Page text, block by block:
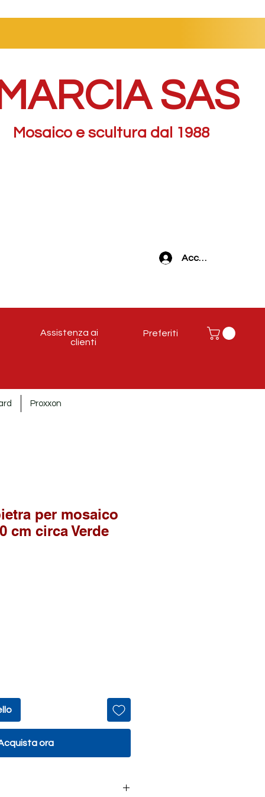
SAS
Mosaico e scultura dal 1988
Preferiti
Accedi
Assistenza ai
clienti
Proxxon
per mosaico
cm circa Verde
ora